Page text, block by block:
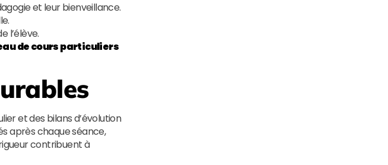
et leur bienveillance.
l’élève.
de cours particuliers
et des bilans d’évolution
après chaque séance,
contribuent à